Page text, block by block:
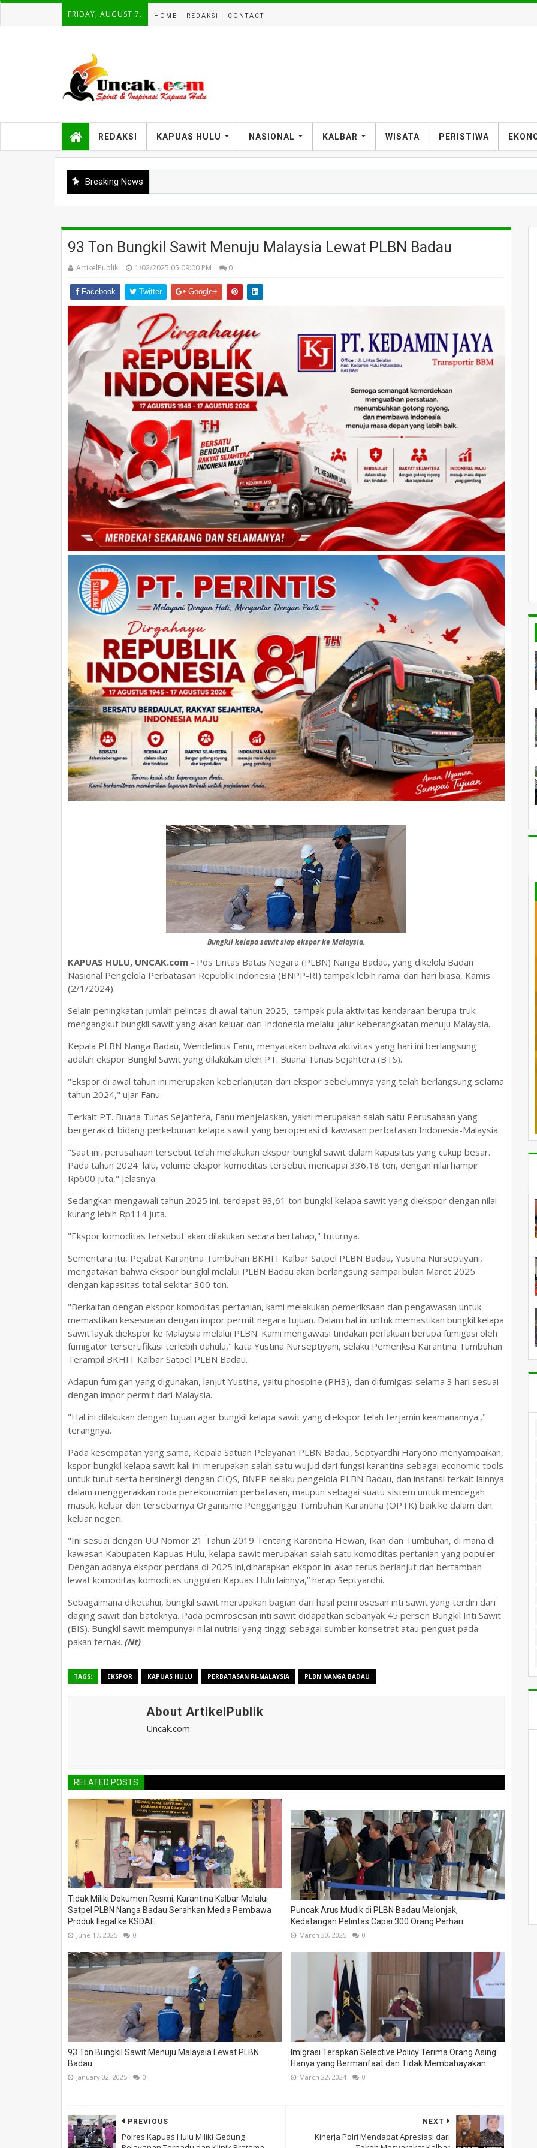
FRIDAY, AUGUST 7. HOME REDAKSI CONTACT
REDAKSI KAPUAS HULU NASIONAL KALBAR WISATA PERISTIWA
Breaking News
93 Ton Bungkil Sawit Menuju Malaysia Lewat PLBN Badau
ArtikelPublik 1/02/2025 05:09:00 PM 0
Facebook Twitter Google+
Bungkil kelapa sawit siap ekspor ke Malaysia.
KAPUAS HULU, UNCAK.com - Pos Lintas Batas Negara (PLBN) Nanga Badau, yang dikelola Badan
Nasional Pengelola Perbatasan Republik Indonesia (BNPP-RI) tampak lebih ramai dari hari biasa, Kamis
(2/1/2024).
Selain peningkatan jumlah pelintas di awal tahun 2025, tampak pula aktivitas kendaraan berupa truk
mengangkut bungkil sawit yang akan keluar dari Indonesia melalui jalur keberangkatan menuju Malaysia.
Kepala PLBN Nanga Badau, Wendelinus Fanu, menyatakan bahwa aktivitas yang hari ini berlangsung
adalah ekspor Bungkil Sawit yang dilakukan oleh PT. Buana Tunas Sejahtera (BTS).
"Ekspor di awal tahun ini merupakan keberlanjutan dari ekspor sebelumnya yang telah berlangsung selama
tahun 2024," ujar Fanu.
Terkait PT. Buana Tunas Sejahtera, Fanu menjelaskan, yakni merupakan salah satu Perusahaan yang
bergerak di bidang perkebunan kelapa sawit yang beroperasi di kawasan perbatasan Indonesia-Malaysia.
"Saat ini, perusahaan tersebut telah melakukan ekspor bungkil sawit dalam kapasitas yang cukup besar.
Pada tahun 2024 lalu, volume ekspor komoditas tersebut mencapai 336,18 ton, dengan nilai hampir
Rp600 juta," jelasnya.
Sedangkan mengawali tahun 2025 ini, terdapat 93,61 ton bungkil kelapa sawit yang diekspor dengan nilai
kurang lebih Rp114 juta.
"Ekspor komoditas tersebut akan dilakukan secara bertahap," tuturnya.
Sementara itu, Pejabat Karantina Tumbuhan BKHIT Kalbar Satpel PLBN Badau, Yustina Nurseptiyani,
mengatakan bahwa ekspor bungkil melalui PLBN Badau akan berlangsung sampai bulan Maret 2025
dengan kapasitas total sekitar 300 ton.
"Berkaitan dengan ekspor komoditas pertanian, kami melakukan pemeriksaan dan pengawasan untuk
memastikan kesesuaian dengan impor permit negara tujuan. Dalam hal ini untuk memastikan bungkil kelapa
sawit layak diekspor ke Malaysia melalui PLBN. Kami mengawasi tindakan perlakuan berupa fumigasi oleh
fumigator tersertifikasi terlebih dahulu," kata Yustina Nurseptiyani, selaku Pemeriksa Karantina Tumbuhan
Terampil BKHIT Kalbar Satpel PLBN Badau.
Adapun fumigan yang digunakan, lanjut Yustina, yaitu phospine (PH3), dan difumigasi selama 3 hari sesuai
dengan impor permit dari Malaysia.
"Hal ini dilakukan dengan tujuan agar bungkil kelapa sawit yang diekspor telah terjamin keamanannya.,"
terangnya.
Pada kesempatan yang sama, Kepala Satuan Pelayanan PLBN Badau, Septyardhi Haryono menyampaikan,
kspor bungkil kelapa sawit kali ini merupakan salah satu wujud dari fungsi karantina sebagai economic tools
untuk turut serta bersinergi dengan CIQS, BNPP selaku pengelola PLBN Badau, dan instansi terkait lainnya
dalam menggerakkan roda perekonomian perbatasan, maupun sebagai suatu sistem untuk mencegah
masuk, keluar dan tersebarnya Organisme Pengganggu Tumbuhan Karantina (OPTK) baik ke dalam dan
keluar negeri.
"Ini sesuai dengan UU Nomor 21 Tahun 2019 Tentang Karantina Hewan, Ikan dan Tumbuhan, di mana di
kawasan Kabupaten Kapuas Hulu, kelapa sawit merupakan salah satu komoditas pertanian yang populer.
Dengan adanya ekspor perdana di 2025 ini,diharapkan ekspor ini akan terus berlanjut dan bertambah
lewat komoditas komoditas unggulan Kapuas Hulu lainnya,” harap Septyardhi.
Sebagaimana diketahui, bungkil sawit merupakan bagian dari hasil pemrosesan inti sawit yang terdiri dari
daging sawit dan batoknya. Pada pemrosesan inti sawit didapatkan sebanyak 45 persen Bungkil Inti Sawit
(BIS). Bungkil sawit mempunyai nilai nutrisi yang tinggi sebagai sumber konsetrat atau penguat pada
pakan ternak. (Nt)
TAGS: EKSPOR KAPUAS HULU PERBATASAN RI-MALAYSIA PLBN NANGA BADAU
About ArtikelPublik
Uncak.com
RELATED POSTS
Tidak Miliki Dokumen Resmi, Karantina Kalbar Melalui
Satpel PLBN Nanga Badau Serahkan Media Pembawa
Produk Ilegal ke KSDAE
June 17, 2025 0
Puncak Arus Mudik di PLBN Badau Melonjak,
Kedatangan Pelintas Capai 300 Orang Perhari
March 30, 2025 0
93 Ton Bungkil Sawit Menuju Malaysia Lewat PLBN
Badau
January 02, 2025 0
Imigrasi Terapkan Selective Policy Terima Orang Asing:
Hanya yang Bermanfaat dan Tidak Membahayakan
March 22, 2024 0
NEXT
Kinerja Polri Mendapat Apresiasi dari
PREVIOUS
Polres Kapuas Hulu Miliki Gedung